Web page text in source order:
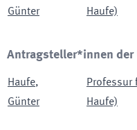
Günter
Haufe)
Antragsteller*innen
Haufe,
Günter
Professur
Haufe)